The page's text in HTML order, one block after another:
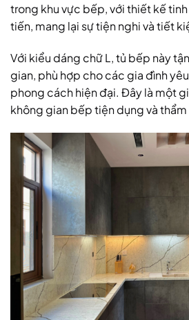
trong khu vực bếp, với thiết kế
tiến, mang lại sự tiện nghi và tiết
Với kiểu dáng chữ L, tủ bếp này
gian, phù hợp cho các gia đình
phong cách hiện đại. Đây là một
không gian bếp tiện dụng và thẩm